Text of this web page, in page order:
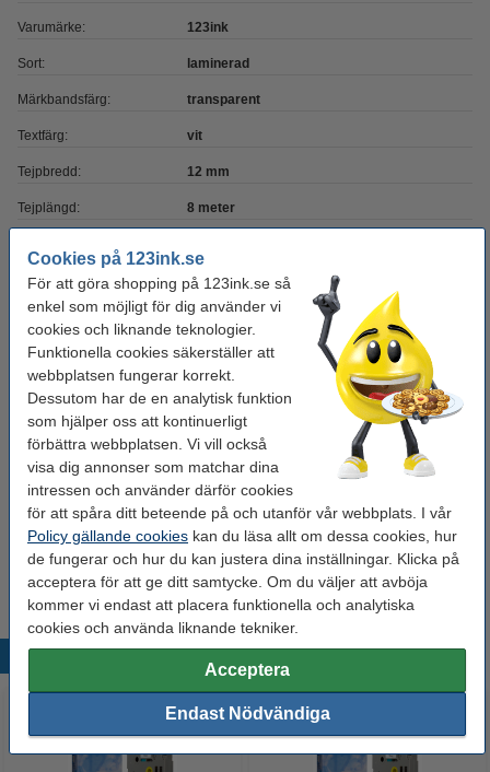
Cookies på 123ink.se
För att göra shopping på 123ink.se så
enkel som möjligt för dig använder vi
cookies och liknande teknologier.
Funktionella cookies säkerställer att
webbplatsen fungerar korrekt.
Dessutom har de en analytisk funktion
som hjälper oss att kontinuerligt
förbättra webbplatsen. Vi vill också
visa dig annonser som matchar dina
intressen och använder därför cookies
för att spåra ditt beteende på och utanför vår webbplats. I vår
Policy gällande cookies kan du läsa allt om dessa cookies, hur
de fungerar och hur du kan justera dina inställningar. Klicka på
acceptera för att ge ditt samtycke. Om du väljer att avböja
kommer vi endast att placera funktionella och analytiska
cookies och använda liknande tekniker.
Acceptera
Endast Nödvändiga
Varumärke: 123ink
Sort: laminerad
Märkbandsfärg: transparent
Textfärg: vit
Tejpbredd: 12 mm
Tejplängd: 8 meter
Behöver du fler?
Köp5stför endast
500 kr
Tips: Beställ multipack!
Varumärket 123ink ersätter Brother TZe-
231+TZe-131+TZe-631 | svart text -
225 kr
Tips
Vi råder er att beställa denna produkt istället för originalprodukten!